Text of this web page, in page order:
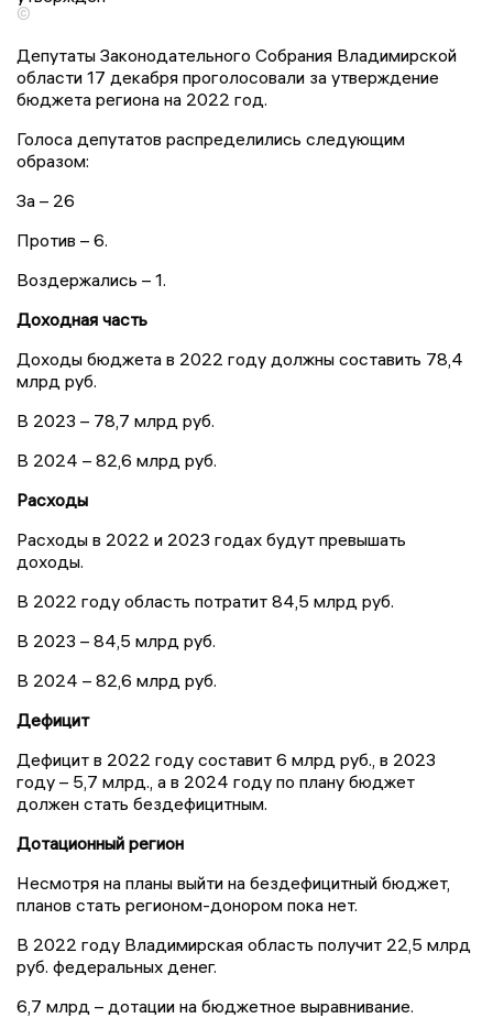
©
Депутаты Законодательного Собрания Владимирской
области 17 декабря проголосовали за утверждение
бюджета региона на 2022 год.
Голоса депутатов распределились следующим
образом:
За – 26
Против – 6.
Воздержались – 1.
Доходная часть
Доходы бюджета в 2022 году должны составить 78,4
млрд руб.
В 2023 – 78,7 млрд руб.
В 2024 – 82,6 млрд руб.
Расходы
Расходы в 2022 и 2023 годах будут превышать
доходы.
В 2022 году область потратит 84,5 млрд руб.
В 2023 – 84,5 млрд руб.
В 2024 – 82,6 млрд руб.
Дефицит
Дефицит в 2022 году составит 6 млрд руб., в 2023
году – 5,7 млрд., а в 2024 году по плану бюджет
должен стать бездефицитным.
Дотационный регион
Несмотря на планы выйти на бездефицитный бюджет,
планов стать регионом-донором пока нет.
В 2022 году Владимирская область получит 22,5 млрд
руб. федеральных денег.
6,7 млрд – дотации на бюджетное выравнивание.